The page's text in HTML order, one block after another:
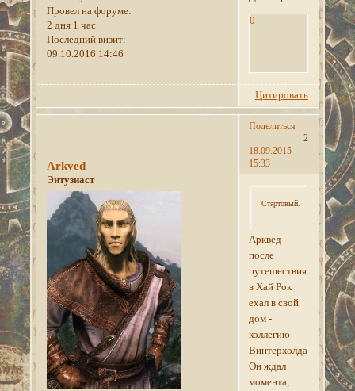
Провел на форуме:
2 дня 1 час
Последний визит:
09.10.2016 14:46
0
Цитировать
Поделиться
2
18.09.2015
15:33
Arkved
Энтузиаст
Стартовый.
Арквед
после
путешествия
в Хай Рок
ехал в свой
дом -
коллегию
Винтерхолда.
Он ждал
момента,